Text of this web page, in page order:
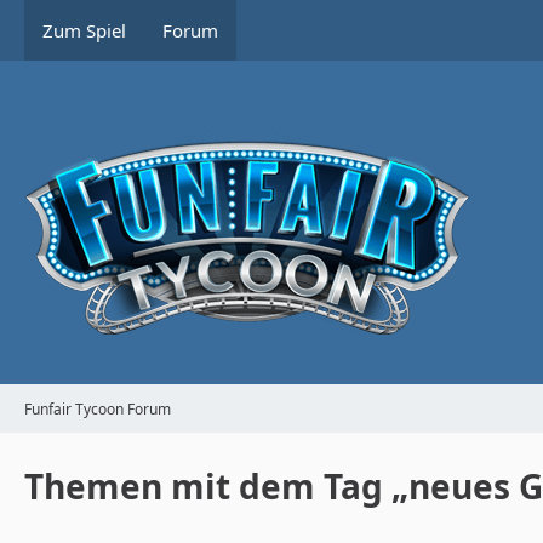
Zum Spiel Forum
Funfair Tycoon Forum
Themen mit dem Tag „neues